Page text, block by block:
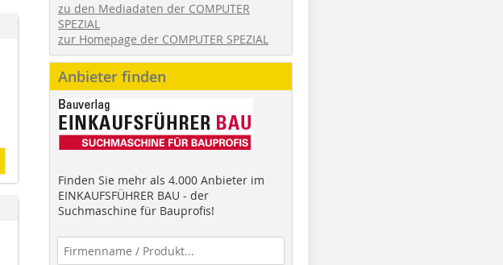
zu den Mediadaten der COMPUTER
SPEZIAL
zur Homepage der COMPUTER SPEZIAL
Anbieter finden
Finden Sie mehr als 4.000 Anbieter im
EINKAUFSFÜHRER BAU - der
Suchmaschine für Bauprofis!